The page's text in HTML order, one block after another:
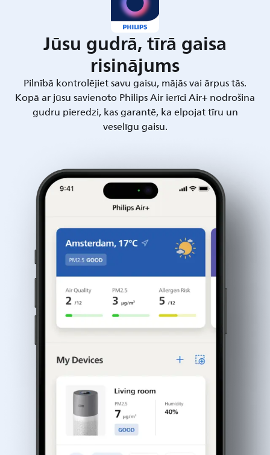
Jūsu gudrā, tīrā gaisa
risinājums
Pilnībā kontrolējiet savu gaisu, mājās vai ārpus tās.
Kopā ar jūsu savienoto Philips Air ierīci Air+ nodrošina
gudru pieredzi, kas garantē, ka elpojat tīru un
veselīgu gaisu.